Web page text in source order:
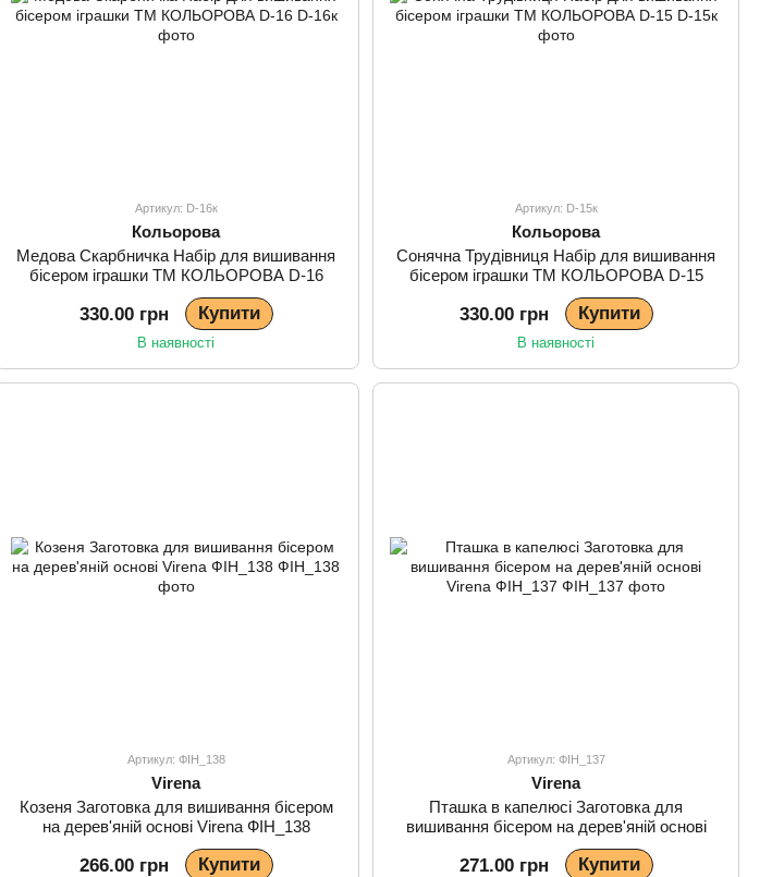
Артикул: D-16к
Кольорова
Медова Скарбничка Набір для вишивання
бісером іграшки ТМ КОЛЬОРОВА D-16
330.00 грн Купити
В наявності
Артикул: D-15к
Кольорова
Сонячна Трудівниця Набір для вишивання
бісером іграшки ТМ КОЛЬОРОВА D-15
330.00 грн Купити
В наявності
Артикул: ФІН_138
Virena
Козеня Заготовка для вишивання бісером
на дерев'яній основі Virena ФІН_138
266.00 грн Купити
Артикул: ФІН_137
Virena
Пташка в капелюсі Заготовка для
вишивання бісером на дерев'яній основі
Virena ФІН_137
271.00 грн Купити